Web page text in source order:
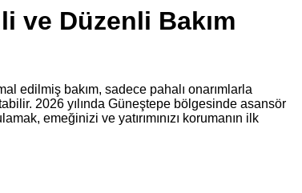
ve Düzenli Bakım
edilmiş bakım, sadece pahalı onarımlarla
2026 yılında Güneştepe bölgesinde asansör
emeğinizi ve yatırımınızı korumanın ilk